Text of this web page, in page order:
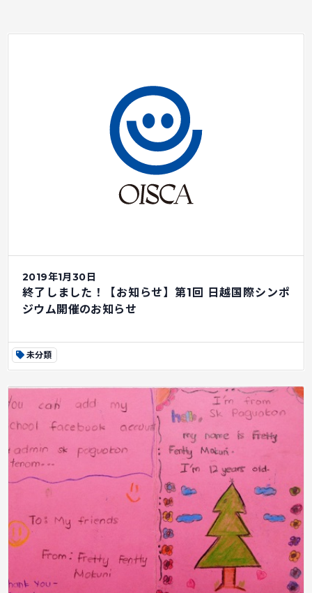
2019年1月30日
終了しました！【お知らせ】第1回 日越国際シンポ
ジウム開催のお知らせ
未分類